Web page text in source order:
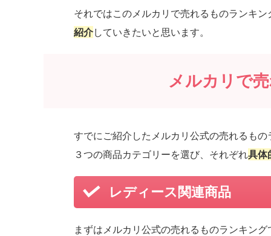
それではこのメルカリで売れるものランキ
紹介していきたいと思います。
メルカリで
すでにご紹介したメルカリ公式の売れるも
３つの商品カテゴリーを選び、それぞれ具体
レディース関連商品
まずはメルカリ公式の売れるものランキン